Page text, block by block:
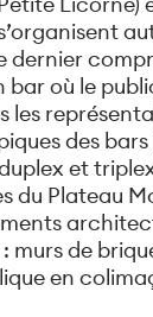
dernier
bar où le
les
des
et
du Plateau
murs de
en